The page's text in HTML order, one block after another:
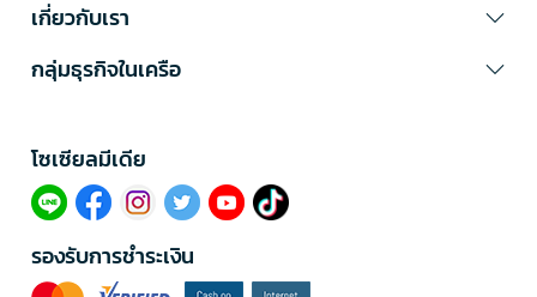
เกี่ยวกับเรา
กลุ่มธุรกิจในเครือ
โซเซียลมีเดีย​
รองรับการชำระเงิน